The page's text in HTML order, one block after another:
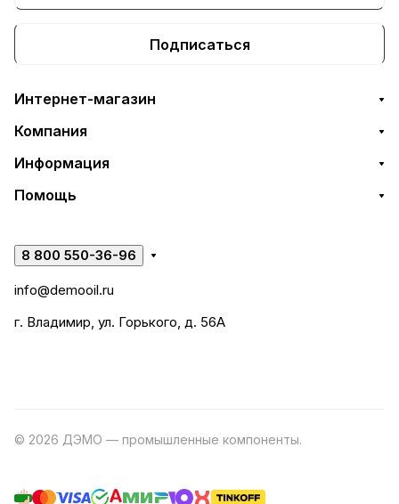
Подписаться
Интернет-магазин
Компания
Информация
Помощь
8 800 550-36-96
info@demooil.ru
г. Владимир, ул. Горького, д. 56А
© 2026 ДЭМО — промышленные компоненты.